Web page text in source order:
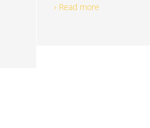
› Read more